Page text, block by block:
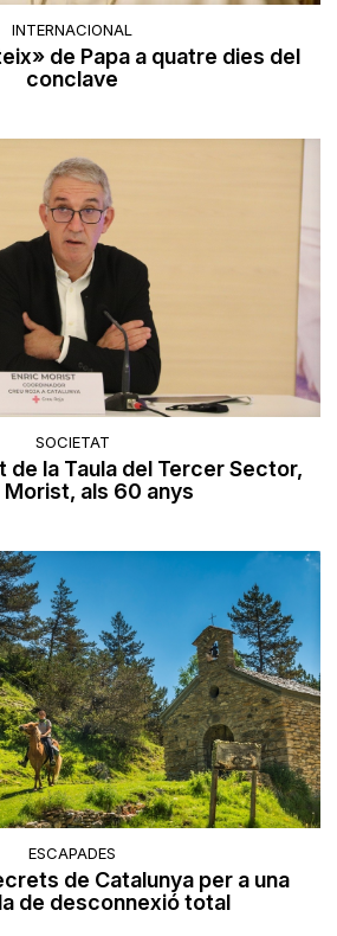
INTERNACIONAL
de Papa a quatre dies del
conclave
SOCIETAT
de la Taula del Tercer Sector,
Morist, als 60 anys
ESCAPADES
de Catalunya per a una
de desconnexió total